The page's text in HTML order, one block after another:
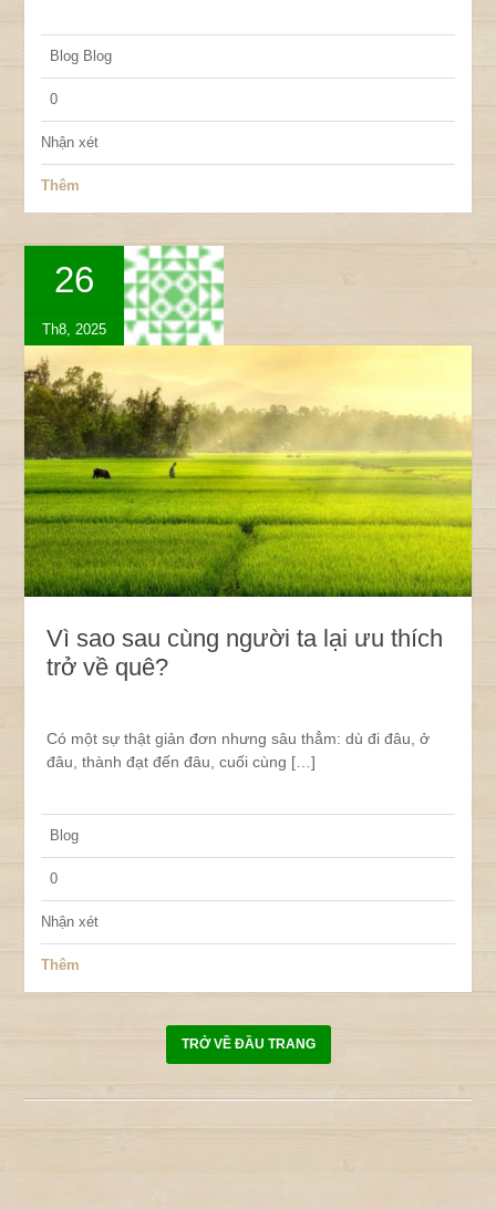
Blog Blog
0
Nhận xét
Thêm
26
Th8, 2025
Vì sao sau cùng người ta lại ưu thích
trở về quê?
Có một sự thật giản đơn nhưng sâu thẳm: dù đi đâu, ở
đâu, thành đạt đến đâu, cuối cùng […]
Blog
0
Nhận xét
Thêm
TRỞ VỀ ĐẦU TRANG